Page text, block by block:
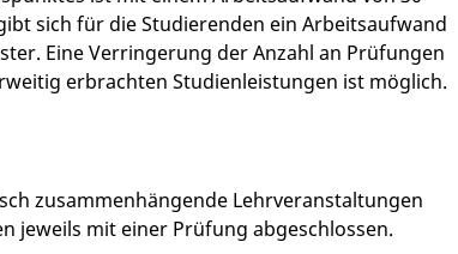
sich für die Studierenden ein Arbeitsaufwand
Eine Verringerung der Anzahl an Prüfungen
erbrachten Studienleistungen ist möglich.
zusammenhängende Lehrveranstaltungen
jeweils mit einer Prüfung abgeschlossen.